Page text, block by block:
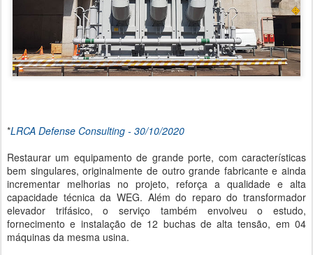
*LRCA Defense Consulting - 30/10/2020
Restaurar um equipamento de grande porte, com características
bem singulares, originalmente de outro grande fabricante e ainda
incrementar melhorias no projeto, reforça a qualidade e alta
capacidade técnica da WEG. Além do reparo do transformador
elevador trifásico, o serviço também envolveu o estudo,
fornecimento e instalação de 12 buchas de alta tensão, em 04
máquinas da mesma usina.